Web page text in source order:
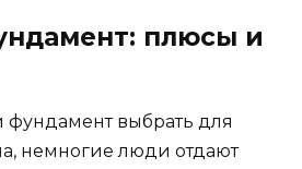
плюсы и
выбрать для
немногие люди отдают